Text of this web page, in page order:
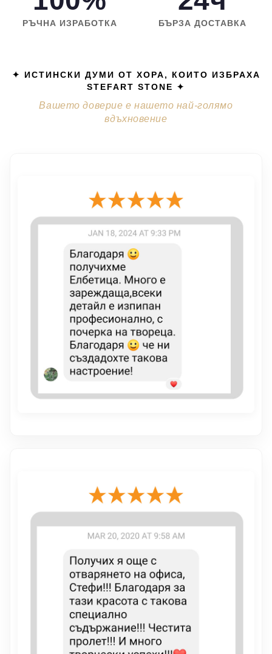
РЪЧНА ИЗРАБОТКА БЪРЗА ДОСТАВКА
✦ ИСТИНСКИ ДУМИ ОТ ХОРА, КОИТО ИЗБРАХА
STEFART STONE ✦
Вашето доверие е нашето най-голямо
вдъхновение